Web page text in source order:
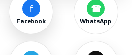
f
Facebook
☎
WhatsApp